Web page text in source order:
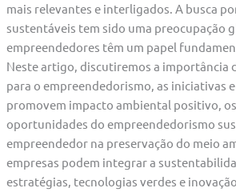
mais relevantes e interligados. A busca
sustentáveis tem sido uma preocupação
empreendedores têm um papel
Neste artigo, discutiremos a importância
para o empreendedorismo, as iniciativas
promovem impacto ambiental positivo,
oportunidades do empreendedorismo
empreendedor na preservação do meio
empresas podem integrar a
estratégias, tecnologias verdes e